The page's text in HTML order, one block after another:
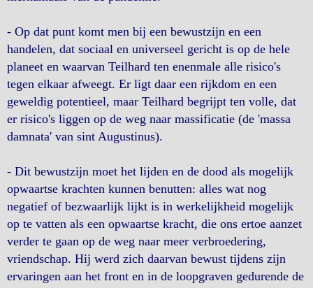
- Op dat punt komt men bij een bewustzijn en een
handelen, dat sociaal en universeel gericht is op de hele
planeet en waarvan Teilhard ten enenmale alle risico's
tegen elkaar afweegt. Er ligt daar een rijkdom en een
geweldig potentieel, maar Teilhard begrijpt ten volle, dat
er risico's liggen op de weg naar massificatie (de 'massa
damnata' van sint Augustinus).
- Dit bewustzijn moet het lijden en de dood als mogelijk
opwaartse krachten kunnen benutten: alles wat nog
negatief of bezwaarlijk lijkt is in werkelijkheid mogelijk
op te vatten als een opwaartse kracht, die ons ertoe aanzet
verder te gaan op de weg naar meer verbroedering,
vriendschap. Hij werd zich daarvan bewust tijdens zijn
ervaringen aan het front en in de loopgraven gedurende de